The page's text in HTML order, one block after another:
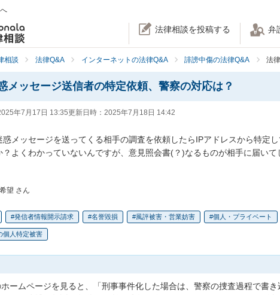
法律相談を投稿する 弁
相談 法律Q&A インターネットの法律Q&A 誹謗中傷の法律Q&A 法
メッセージ送信者の特定依頼、警察の対応は？
年7月17日 13:35更新日時： 2025年7月18日 14:42
惑メッセージを送ってくる相手の調査を依頼したらIPアドレスから特定
？よくわかっていないんですが、意見照会書(？)なるものが相手に届いて
望 さん
発信者情報開示請求 名誉毀損 風評被害・営業妨害 個人・プライベート
個人特定被害
ームページを見ると、「刑事事件化した場合は、警察の捜査過程で書